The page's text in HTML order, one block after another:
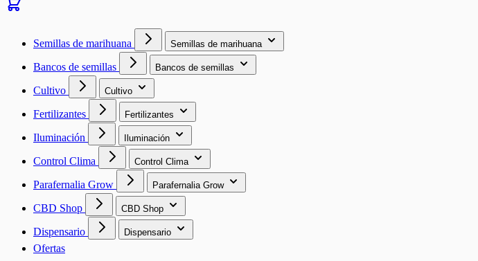
Semillas de marihuana Semillas de marihuana
Bancos de semillas Bancos de semillas
Cultivo Cultivo
Fertilizantes Fertilizantes
Iluminación Iluminación
Control Clima Control Clima
Parafernalia Grow Parafernalia Grow
CBD Shop CBD Shop
Dispensario Dispensario
Ofertas